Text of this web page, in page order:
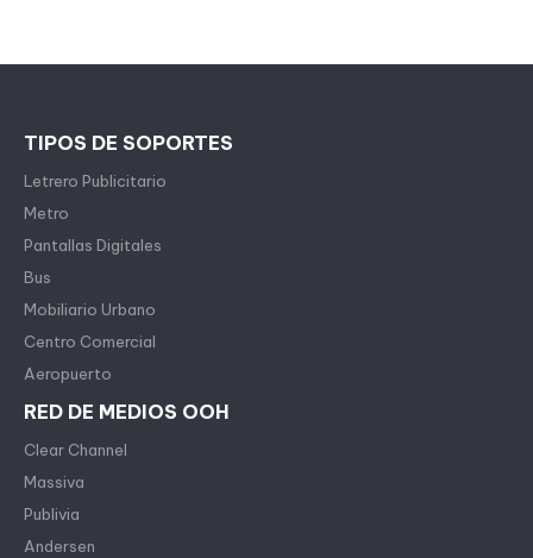
TIPOS DE SOPORTES
Letrero Publicitario
Metro
Pantallas Digitales
Bus
Mobiliario Urbano
Centro Comercial
Aeropuerto
RED DE MEDIOS OOH
Clear Channel
Massiva
Publivia
Andersen